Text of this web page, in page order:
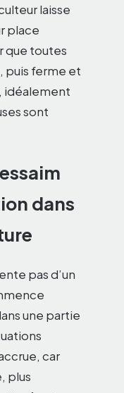
laisse
place
que toutes
puis ferme et
idéalement
sont
dans
pas d’un
une partie
car
plus